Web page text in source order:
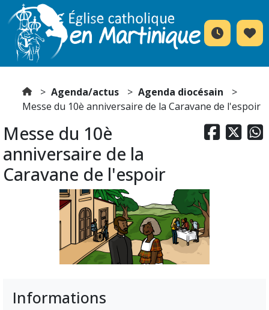
Agenda/actus
Agenda diocésain
Messe du 10è anniversaire de la Caravane de l'espoir
  
Messe du 10è
anniversaire de la
Caravane de l'espoir
Informations